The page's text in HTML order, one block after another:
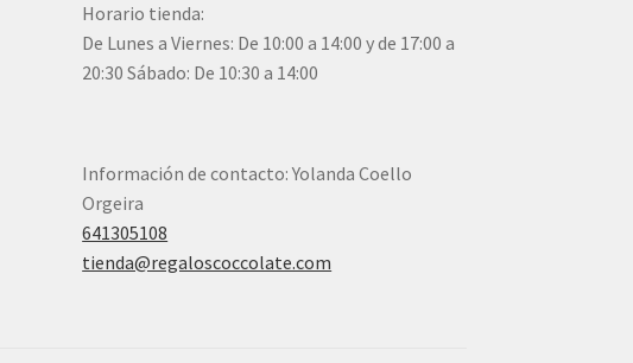
Horario tienda:
De Lunes a Viernes: De 10:00 a 14:00 y de 17:00 a
20:30 Sábado: De 10:30 a 14:00
Información de contacto: Yolanda Coello
Orgeira
641305108
tienda@regaloscoccolate.com